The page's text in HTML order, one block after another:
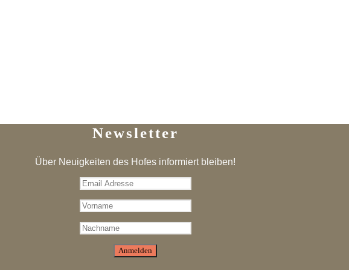
Newsletter
Über Neuigkeiten des Hofes informiert bleiben!